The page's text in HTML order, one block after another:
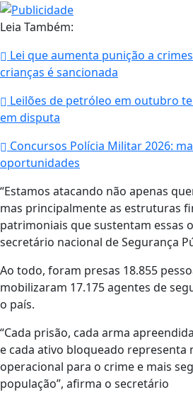
Leia Também:
Lei que aumenta punição a
crianças é sancionada
Leilões de petróleo em outubro
em disputa
Concursos Polícia Militar 2026:
oportunidades
“Estamos atacando não apenas
mas principalmente as estruturas
patrimoniais que sustentam essas
secretário nacional de Segurança
Ao todo, foram presas 18.855
mobilizaram 17.175 agentes de
o país.
“Cada prisão, cada arma
e cada ativo bloqueado representa
operacional para o crime e mais
população”, afirma o secretário